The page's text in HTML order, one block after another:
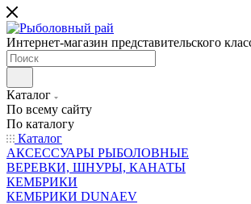
Интернет-магазин представительского
Каталог
По всему сайту
По каталогу
Каталог
АКСЕССУАРЫ РЫБОЛОВНЫЕ
ВЕРЕВКИ, ШНУРЫ, КАНАТЫ
КЕМБРИКИ
КЕМБРИКИ DUNAEV